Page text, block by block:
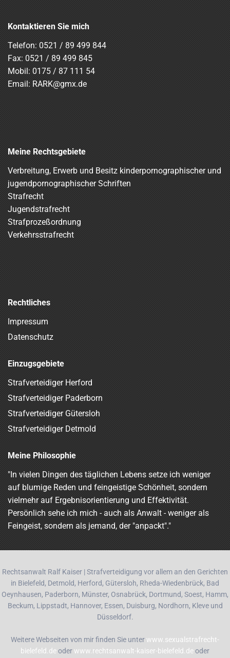
Kontaktieren Sie mich
Telefon: 0521 / 89 499 844
Fax: 0521 / 89 499 845
Mobil: 0175 / 87 111 54
Email: RARK@gmx.de
Meine Rechtsgebiete
Verbreitung, Erwerb und Besitz kinderpornographischer und
jugendpornographischer Schriften
Strafrecht
Jugendstrafrecht
Strafprozeßordnung
Verkehrsstrafrecht
Rechtliches
Impressum
Datenschutz
Einzugsgebiete
Strafverteidiger Herford
Strafverteidiger Paderborn
Strafverteidiger Gütersloh
Strafverteidiger Detmold
Meine Philosophie
"In vielen Dingen des täglichen Lebens setze ich weniger
auf blumige Reden und feingeistige Schönheit, sondern
vielmehr auf Ergebnisorientierung und Effektivität.
Persönlich sehe ich mich - auch als Anwalt - weniger als
Feingeist, sondern als jemand, der "anpackt"."
Rechtsanwalt Ralf Kaiser | Strafverteidigung vor allem an den Gerichten
in Bielefeld, Detmold, Herford, Gütersloh, Rheda-Wiedenbrück, Bad
Oeynhausen, Paderborn, Münster, Osnabrück, Dortmund, Soest, Hamm,
Beckum, Lippstadt, Hannover, Essen, Duisburg, Nordhorn, Kleve und
Düsseldorf.
Weitere Webseiten von mir finden Sie unter www.sexualstrafrecht-
bielefeld.deoder www.rechtsanwalt-kaiser-bielefeld.deoder